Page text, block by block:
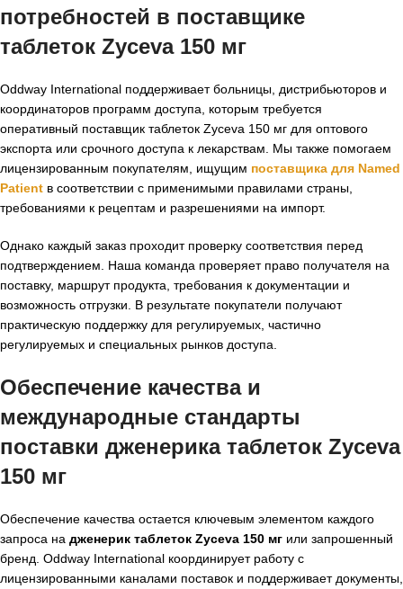
потребностей в поставщике
таблеток Zyceva 150 мг
Oddway International поддерживает больницы, дистрибьюторов и
координаторов программ доступа, которым требуется
оперативный поставщик таблеток Zyceva 150 мг для оптового
экспорта или срочного доступа к лекарствам. Мы также помогаем
лицензированным покупателям, ищущим поставщика для Named
Patient в соответствии с применимыми правилами страны,
требованиями к рецептам и разрешениями на импорт.
Однако каждый заказ проходит проверку соответствия перед
подтверждением. Наша команда проверяет право получателя на
поставку, маршрут продукта, требования к документации и
возможность отгрузки. В результате покупатели получают
практическую поддержку для регулируемых, частично
регулируемых и специальных рынков доступа.
Обеспечение качества и
международные стандарты
поставки дженерика таблеток Zyceva
150 мг
Обеспечение качества остается ключевым элементом каждого
запроса на дженерик таблеток Zyceva 150 мг или запрошенный
бренд. Oddway International координирует работу с
лицензированными каналами поставок и поддерживает документы,